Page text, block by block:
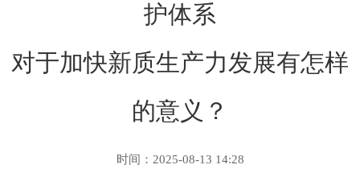
护体系
对于加快新质生产力发展有怎样
的意义？
时间：2025-08-13 14:28